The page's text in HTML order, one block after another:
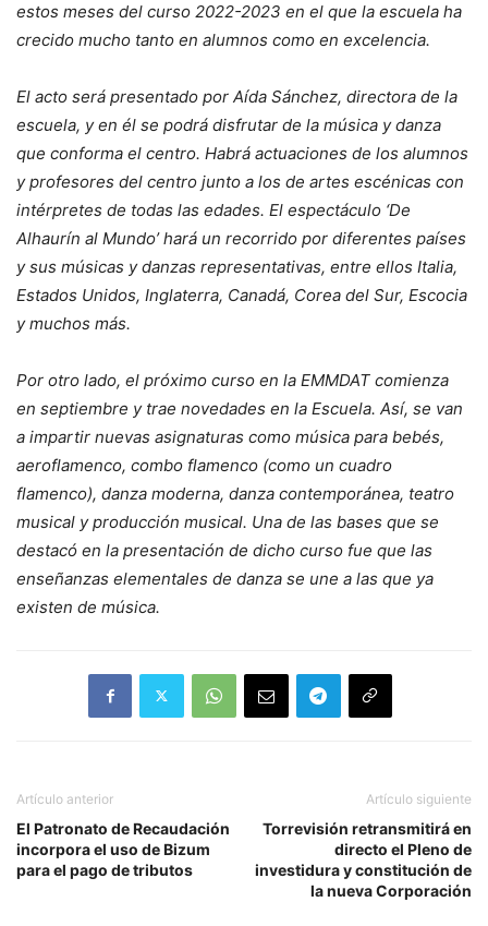
estos meses del curso 2022-2023 en el que la escuela ha
crecido mucho tanto en alumnos como en excelencia.
El acto será presentado por Aída Sánchez, directora de la
escuela, y en él se podrá disfrutar de la música y danza
que conforma el centro. Habrá actuaciones de los alumnos
y profesores del centro junto a los de artes escénicas con
intérpretes de todas las edades. El espectáculo ‘De
Alhaurín al Mundo’ hará un recorrido por diferentes países
y sus músicas y danzas representativas, entre ellos Italia,
Estados Unidos, Inglaterra, Canadá, Corea del Sur, Escocia
y muchos más.
Por otro lado, el próximo curso en la EMMDAT comienza
en septiembre y trae novedades en la Escuela. Así, se van
a impartir nuevas asignaturas como música para bebés,
aeroflamenco, combo flamenco (como un cuadro
flamenco), danza moderna, danza contemporánea, teatro
musical y producción musical. Una de las bases que se
destacó en la presentación de dicho curso fue que las
enseñanzas elementales de danza se une a las que ya
existen de música.
Artículo anterior
El Patronato de Recaudación
incorpora el uso de Bizum
para el pago de tributos
Artículo siguiente
Torrevisión retransmitirá en
directo el Pleno de
investidura y constitución de
la nueva Corporación